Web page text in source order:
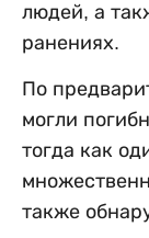
людей, а
ранениях.
По
могли
тогда как
также